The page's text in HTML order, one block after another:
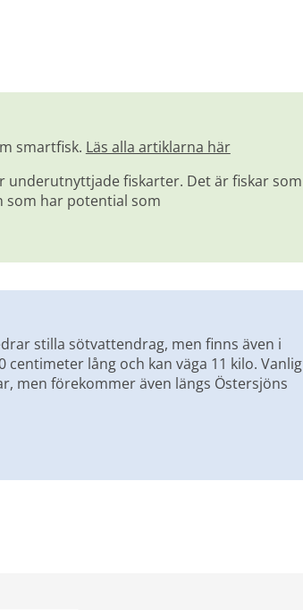
smartfisk. Läs alla artiklarna här
fiskarter. Det är fiskar som
som har potential som
stilla sötvattendrag, men finns även i
lång och kan väga 11 kilo. Vanlig
men förekommer även längs Östersjöns